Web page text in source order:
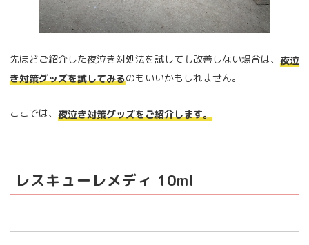
先ほどご紹介した夜泣き対処法を試しても改善しない場合は、 夜泣
き対策グッズを試してみるのもいいかもしれません。
ここでは、 夜泣き対策グッズをご紹介します。
レスキューレメディ 10ml